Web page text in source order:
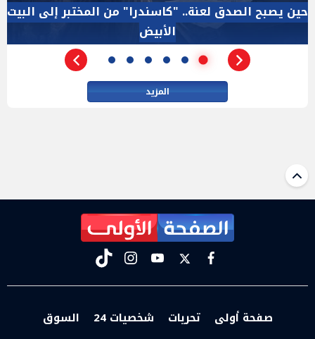
الإجازة البرلمانية ليست إجازة من الرقابة.. والسؤال ليس
الأداة الوحيده بعد فض الانعقاد
المزيد
facebook
twitter
youtube
instagram
tiktok
صفحة أولى تحريات شخصيات 24 السوق